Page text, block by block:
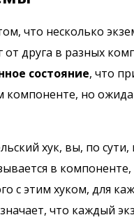
что несколько
друга в разных
состояние, что
компоненте, но
хук, вы, по сути,
в
с этим хуком, для
что каждый